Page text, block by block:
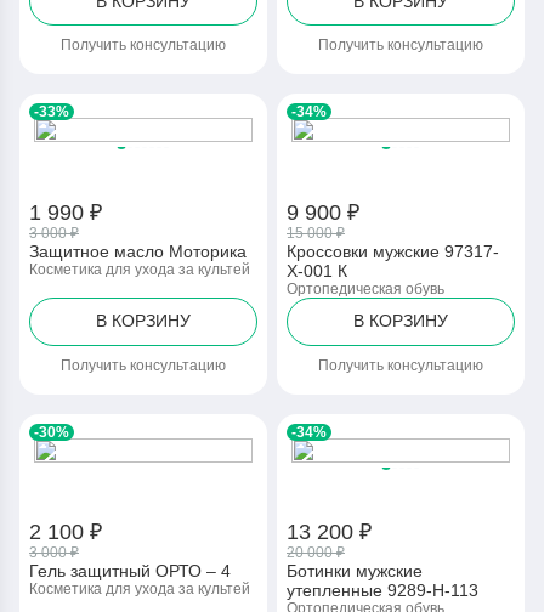
Получить консультацию Получить консультацию
-33%
1 990 ₽
3 000 ₽
Защитное масло Моторика
Косметика для ухода за культей
В КОРЗИНУ
Получить консультацию
-34%
9 900 ₽
15 000 ₽
Кроссовки мужские 97317-
Х-001 К
Ортопедическая обувь
В КОРЗИНУ
Получить консультацию
-30%
2 100 ₽
3 000 ₽
Гель защитный ОРТО – 4
Косметика для ухода за культей
-34%
13 200 ₽
20 000 ₽
Ботинки мужские
утепленные 9289-Н-113
Ортопедическая обувь